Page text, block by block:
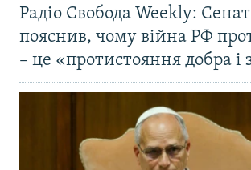
Радіо Свобода Weekly:
пояснив, чому війна РФ
– це «протистояння добра і